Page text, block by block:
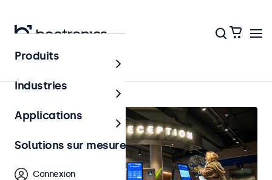
Accueil
Produits
Industries
Applications
Solutions sur mesure
Connexion